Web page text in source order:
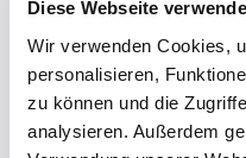
Diese Webseite
Wir verwenden Cookies,
personalisieren,
zu können und die
analysieren. Außerdem
erweitern kannst.
Herausforderungen